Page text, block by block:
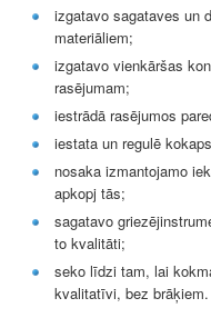
izgatavo sagataves un
materiāliem;
izgatavo vienkāršas
rasējumam;
iestrādā rasējumos
iestata un regulē
nosaka izmantojamo
apkopj tās;
sagatavo
to kvalitāti;
seko līdzi tam, lai
kvalitatīvi, bez brāķiem.